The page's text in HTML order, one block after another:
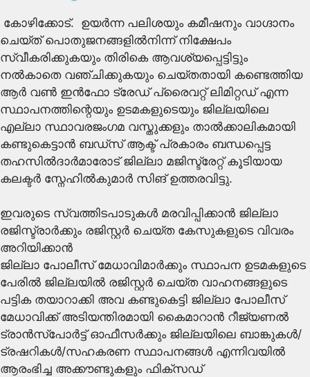
കോഴിക്കോട്. ഉയർന്ന പലിശയും കമീഷനും വാഗ്ദാനം
ചെയ്ത് പൊതുജനങ്ങളില്‍നിന്ന് നിക്ഷേപം
സ്വീകരിക്കുകയും തിരികെ ആവശ്യപ്പെട്ടിട്ടും
നല്‍കാതെ വഞ്ചിക്കുകയും ചെയ്തതായി കണ്ടെത്തിയ
ആര്‍ വണ്‍ ഇന്‍ഫോ ട്രേഡ് പ്രൈവറ്റ് ലിമിറ്റഡ് എന്ന
സ്ഥാപനത്തിന്റെയും ഉടമകളുടെയും ജില്ലയിലെ
എല്ലാ സ്ഥാവരജംഗമ വസ്തുക്കളും താല്‍ക്കാലികമായി
കണ്ടുകെട്ടാന്‍ ബഡ്‌സ് ആക്ട് പ്രകാരം ബന്ധപ്പെട്ട
തഹസില്‍ദാര്‍മാരോട് ജില്ലാ മജിസ്ട്രേറ്റ് കൂടിയായ
കലക്ടര്‍ സ്നേഹില്‍കുമാര്‍ സിങ് ഉത്തരവിട്ടു.
ഇവരുടെ സ്വത്തിടപാടുകള്‍ മരവിപ്പിക്കാന്‍ ജില്ലാ
രജിസ്ട്രാര്‍ക്കും രജിസ്റ്റര്‍ ചെയ്ത കേസുകളുടെ വിവരം
അറിയിക്കാന്‍
ജില്ലാ പോലീസ് മേധാവിമാര്‍ക്കും സ്ഥാപന ഉടമകളുടെ
പേരില്‍ ജില്ലയില്‍ രജിസ്റ്റര്‍ ചെയ്ത വാഹനങ്ങളുടെ
പട്ടിക തയാറാക്കി അവ കണ്ടുകെട്ടി ജില്ലാ പോലീസ്
മേധാവിക്ക് അടിയന്തിരമായി കൈമാറാന്‍ റീജ്യണല്‍
ട്രാന്‍സ്‌പോര്‍ട്ട് ഓഫീസര്‍ക്കും ജില്ലയിലെ ബാങ്കുകള്‍/
ട്രഷറികള്‍/സഹകരണ സ്ഥാപനങ്ങള്‍ എന്നിവയില്‍
ആരംഭിച്ച അക്കൗണ്ടുകളും ഫിക്‌സഡ്